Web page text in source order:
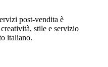
post-vendita è
stile e servizio
italiano.